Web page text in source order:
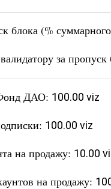
блока (%
за
ДАО: 100.00 viz
100.00 viz
на продажу: 10.00
на продажу: